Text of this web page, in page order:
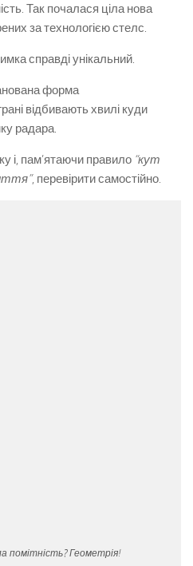
Так почалася ціла нова
за технологією стелс.
справді унікальний.
форма
відбивають хвилі куди
радара.
і, пам’ятаючи правило “кут
, перевірити самостійно.
помітність? Геометрія!